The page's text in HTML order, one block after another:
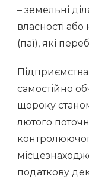
– земельні
власності або
(паї), які
самостійно
щороку
лютого
податкову